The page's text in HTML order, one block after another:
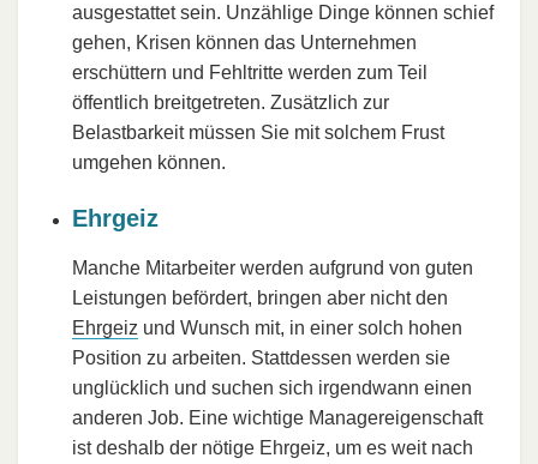
ausgestattet sein. Unzählige Dinge können schief
gehen, Krisen können das Unternehmen
erschüttern und Fehltritte werden zum Teil
öffentlich breitgetreten. Zusätzlich zur
Belastbarkeit müssen Sie mit solchem Frust
umgehen können.
Ehrgeiz
Manche Mitarbeiter werden aufgrund von guten
Leistungen befördert, bringen aber nicht den
Ehrgeiz und Wunsch mit, in einer solch hohen
Position zu arbeiten. Stattdessen werden sie
unglücklich und suchen sich irgendwann einen
anderen Job. Eine wichtige Managereigenschaft
ist deshalb der nötige Ehrgeiz, um es weit nach